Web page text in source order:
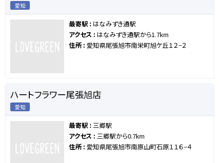
愛知
最寄駅 : はなみずき通駅
アクセス : はなみずき通駅から1.7km
住所 : 愛知県尾張旭市南栄町旭ケ丘１２−２
ハートフラワー尾張旭店
愛知
最寄駅 : 三郷駅
アクセス : 三郷駅から0.7km
住所 : 愛知県尾張旭市南原山町石原１１６−４